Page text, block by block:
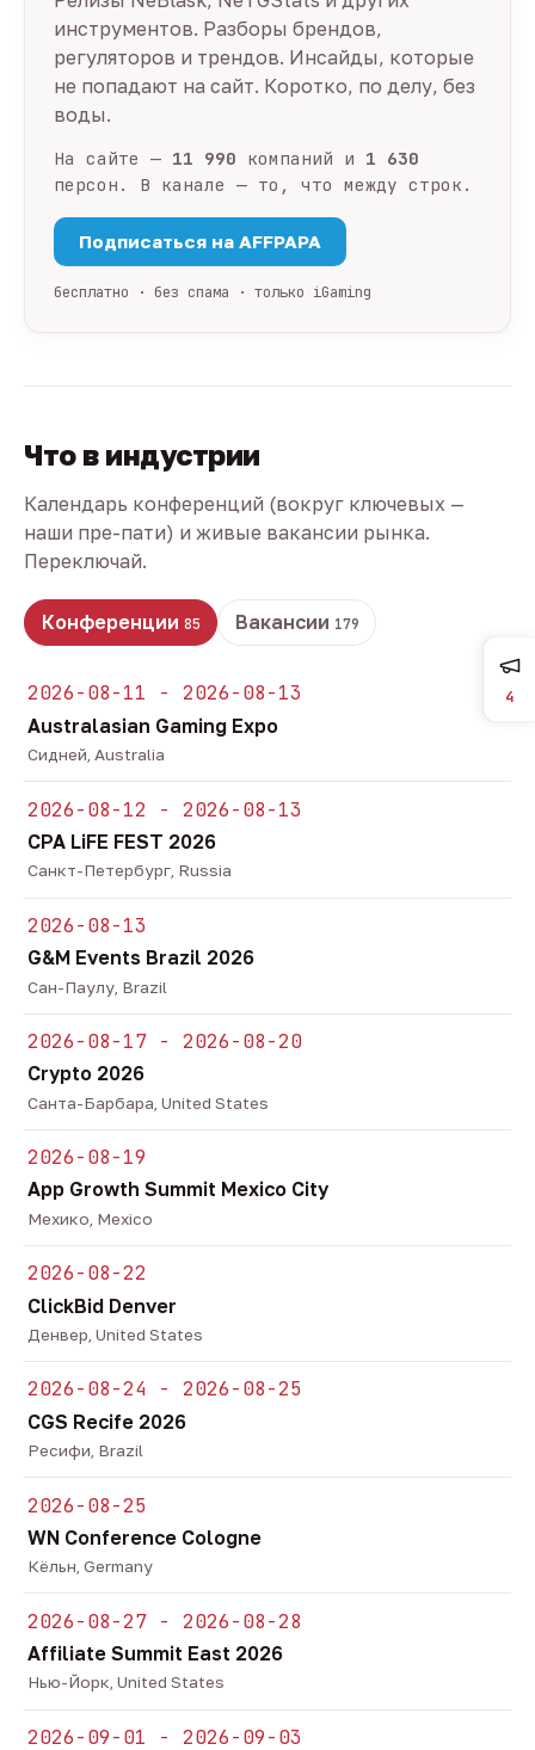
инструментов. Разборы брендов,
регуляторов и трендов. Инсайды, которые
не попадают на сайт. Коротко, по делу, без
воды.
На сайте — 11 990 компаний и 1 630
персон. В канале — то, что между строк.
Подписаться на AFFPAPA
бесплатно · без спама · только iGaming
Что в индустрии
Календарь конференций (вокруг ключевых —
наши пре-пати) и живые вакансии рынка.
Переключай.
Конференции 85 Вакансии 179
2026-08-11 - 2026-08-13
Australasian Gaming Expo
Сидней, Australia
2026-08-12 - 2026-08-13
CPA LiFE FEST 2026
Санкт-Петербург, Russia
2026-08-13
G&M Events Brazil 2026
Сан-Паулу, Brazil
2026-08-17 - 2026-08-20
Crypto 2026
Санта-Барбара, United States
2026-08-19
App Growth Summit Mexico City
Мехико, Mexico
2026-08-22
ClickBid Denver
Денвер, United States
2026-08-24 - 2026-08-25
CGS Recife 2026
Ресифи, Brazil
2026-08-25
WN Conference Cologne
Кёльн, Germany
2026-08-27 - 2026-08-28
Affiliate Summit East 2026
Нью-Йорк, United States
2026-09-01 - 2026-09-03
4